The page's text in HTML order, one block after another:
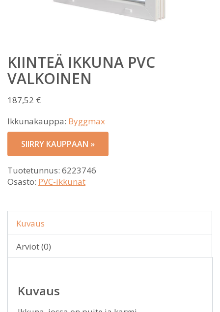
KIINTEÄ IKKUNA PVC
VALKOINEN
187,52 €
Ikkunakauppa: Byggmax
SIIRRY KAUPPAAN »
Tuotetunnus: 6223746
Osasto: PVC-ikkunat
Kuvaus
Arviot (0)
Kuvaus